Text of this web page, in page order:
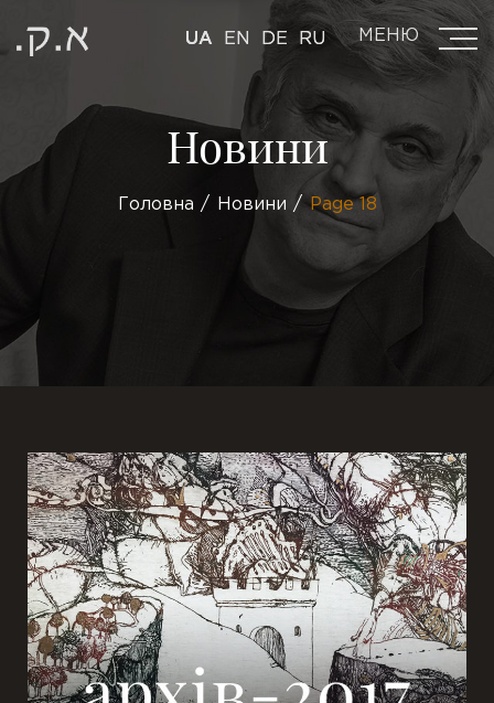
UA EN DE RU МЕНЮ
Новини
Головна Новини Page 18